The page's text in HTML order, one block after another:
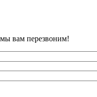
вам перезвоним!